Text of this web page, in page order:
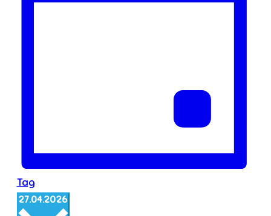
Tag
27.04.2026